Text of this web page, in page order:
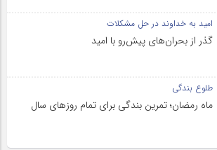
امید به خداوند در حل مشکلات
گذر از بحران‌های پیش‌رو با امید
طلوع بندگی
ماه رمضان؛ تمرین بندگی برای تمام روزهای سال